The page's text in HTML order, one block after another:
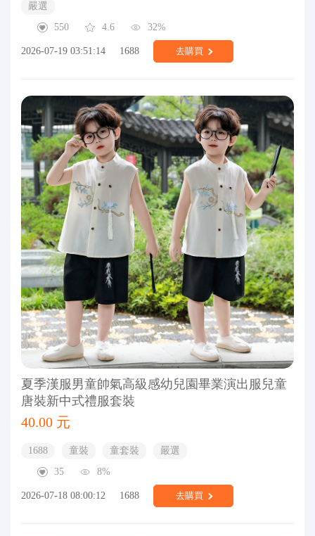
嚴選
550
4.6 32%
2026-07-19 03:51:14 1688 去購買
夏季漢服男童帥氣高級感幼兒園畢業演出服兒童
唐裝新中式禮服套裝
40.00 元
1688 童裝 童套裝
嚴選
35
8%
2026-07-18 08:00:12 1688 去購買